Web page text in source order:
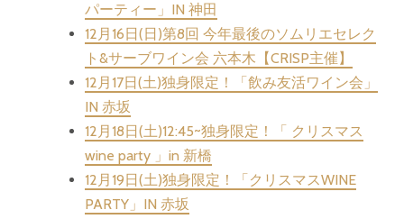
パーティー」IN 神田
12月16日(日)第8回 今年最後のソムリエセレク
ト&サーブワイン会 六本木【CRISP主催】
12月17日(土)独身限定！「飲み友活ワイン会」
IN 赤坂
12月18日(土)12:45~独身限定！「 クリスマス
wine party 」in 新橋
12月19日(土)独身限定！「クリスマスWINE
PARTY」IN 赤坂